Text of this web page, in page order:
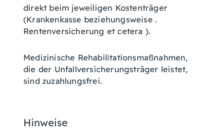
direkt beim jeweiligen Kostenträger
(Krankenkasse beziehungsweise .
Rentenversicherung et cetera ).
Medizinische Rehabilitationsmaßnahmen,
die der Unfallversicherungsträger leistet,
sind zuzahlungsfrei.
Hinweise